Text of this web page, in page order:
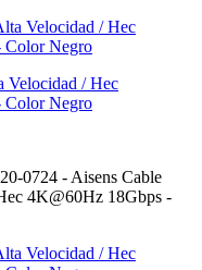
Velocidad / Hec
Negro
0724 - Aisens Cable
4K@60Hz 18Gbps -